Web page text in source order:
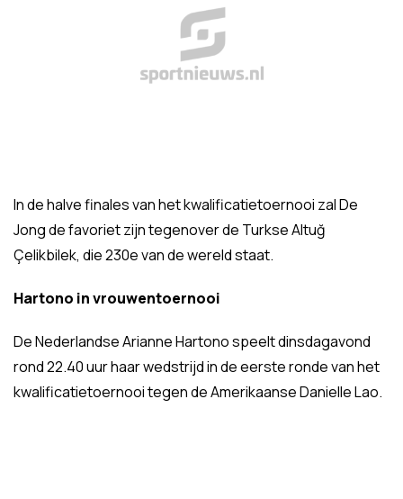
In de halve finales van het kwalificatietoernooi zal De
Jong de favoriet zijn tegenover de Turkse Altuğ
Çelikbilek, die 230e van de wereld staat.
Hartono in vrouwentoernooi
De Nederlandse Arianne Hartono speelt dinsdagavond
rond 22.40 uur haar wedstrijd in de eerste ronde van het
kwalificatietoernooi tegen de Amerikaanse Danielle Lao.